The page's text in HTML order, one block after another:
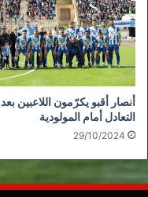
أنصار أقبو يكرّمون اللاعبين بعد
التعادل أمام المولودية
29/10/2024